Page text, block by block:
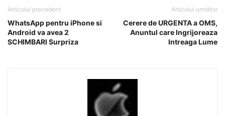
Articolul precedent
WhatsApp pentru iPhone si
Android va avea 2
SCHIMBARI Surpriza
Articolul următor
Cerere de URGENTA a OMS,
Anuntul care Ingrijoreaza
Intreaga Lume